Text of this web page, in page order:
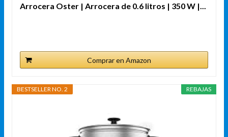
Arrocera Oster | Arrocera de 0.6 litros | 350 W |...
Comprar en Amazon
REBAJAS
BESTSELLER NO. 2